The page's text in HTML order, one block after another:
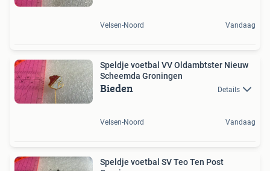
Velsen-Noord Vandaag
Speldje voetbal VV Oldambtster Nieuw
Scheemda Groningen
Bieden Details
Velsen-Noord Vandaag
Speldje voetbal SV Teo Ten Post